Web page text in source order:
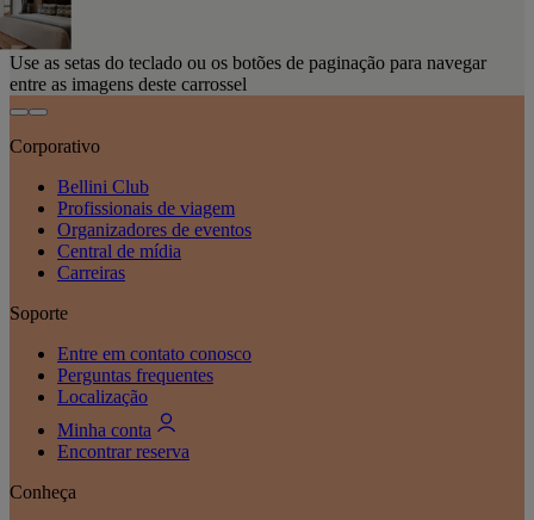
Use as setas do teclado ou os botões de paginação para navegar
entre as imagens deste carrossel
Corporativo
Bellini Club
Profissionais de viagem
Organizadores de eventos
Central de mídia
Carreiras
Soporte
Entre em contato conosco
Perguntas frequentes
Localização
Minha conta
Encontrar reserva
Conheça